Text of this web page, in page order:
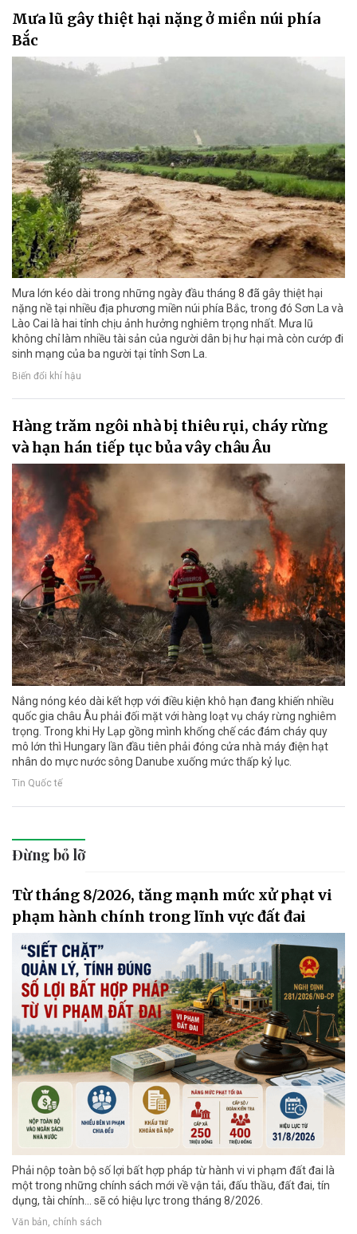
Mưa lũ gây thiệt hại nặng ở miền núi phía
Bắc
Mưa lớn kéo dài trong những ngày đầu tháng 8 đã gây thiệt hại
nặng nề tại nhiều địa phương miền núi phía Bắc, trong đó Sơn La và
Lào Cai là hai tỉnh chịu ảnh hưởng nghiêm trọng nhất. Mưa lũ
không chỉ làm nhiều tài sản của người dân bị hư hại mà còn cướp đi
sinh mạng của ba người tại tỉnh Sơn La.
Biến đổi khí hậu
Hàng trăm ngôi nhà bị thiêu rụi, cháy rừng
và hạn hán tiếp tục bủa vây châu Âu
Nắng nóng kéo dài kết hợp với điều kiện khô hạn đang khiến nhiều
quốc gia châu Âu phải đối mặt với hàng loạt vụ cháy rừng nghiêm
trọng. Trong khi Hy Lạp gồng mình khống chế các đám cháy quy
mô lớn thì Hungary lần đầu tiên phải đóng cửa nhà máy điện hạt
nhân do mực nước sông Danube xuống mức thấp kỷ lục.
Tin Quốc tế
Đừng bỏ lỡ
Từ tháng 8/2026, tăng mạnh mức xử phạt vi
phạm hành chính trong lĩnh vực đất đai
Phải nộp toàn bộ số lợi bất hợp pháp từ hành vi vi phạm đất đai là
một trong những chính sách mới về vận tải, đấu thầu, đất đai, tín
dụng, tài chính... sẽ có hiệu lực trong tháng 8/2026.
Văn bản, chính sách